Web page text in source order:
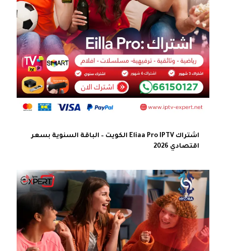
اشتراك Eliaa Pro IPTV الكويت – الباقة السنوية بسعر
اقتصادي 2026